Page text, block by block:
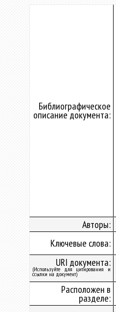
Библиографическое
описание документа:
Авторы:
Ключевые слова:
URI документа:
(Используйте для цитирования и
ссылки на документ)
Расположен в
разделе: